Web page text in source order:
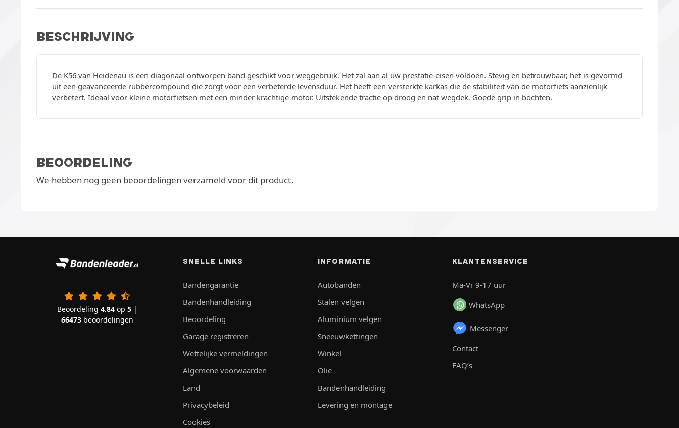
BESCHRIJVING
De K56 van Heidenau is een diagonaal ontworpen band geschikt voor weggebruik. Het zal aan al uw prestatie-eisen voldoen. Stevig en betrouwbaar, het is gevormd
uit een geavanceerde rubbercompound die zorgt voor een verbeterde levensduur. Het heeft een versterkte karkas die de stabiliteit van de motorfiets aanzienlijk
verbetert. Ideaal voor kleine motorfietsen met een minder krachtige motor. Uitstekende tractie op droog en nat wegdek. Goede grip in bochten.
BEOORDELING
We hebben nog geen beoordelingen verzameld voor dit product.
Beoordeling 4.84op 5|
66473beoordelingen
SNELLE LINKS
Bandengarantie
Bandenhandleiding
Beoordeling
Garage registreren
Wettelijke vermeldingen
Algemene voorwaarden
Land
Privacybeleid
Cookies
INFORMATIE
Autobanden
Stalen velgen
Aluminium velgen
Sneeuwkettingen
Winkel
Olie
Bandenhandleiding
Levering en montage
KLANTENSERVICE
Ma-Vr 9-17 uur
WhatsApp
Messenger
Contact
FAQ’s